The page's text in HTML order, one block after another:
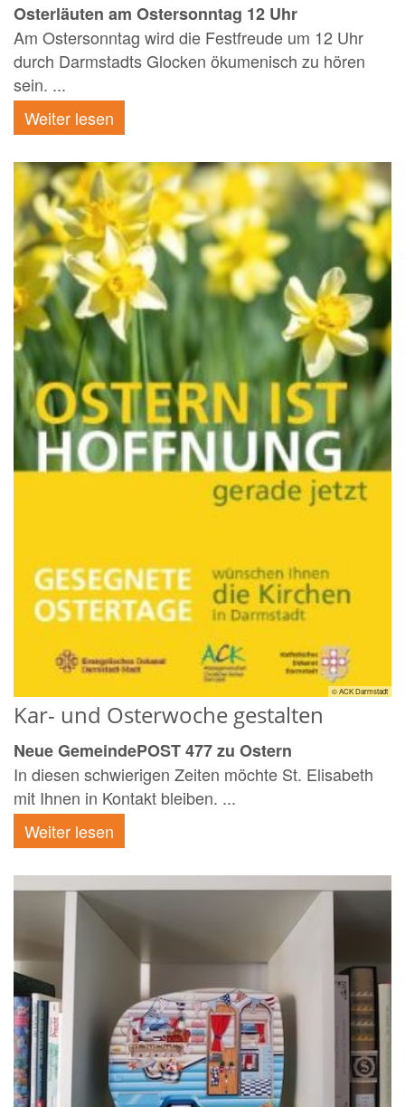
Osterläuten am Ostersonntag 12 Uhr
Am Ostersonntag wird die Festfreude um 12 Uhr
durch Darmstadts Glocken ökumenisch zu hören
sein. ...
Weiter lesen
© ACK Darmstadt
Kar- und Osterwoche gestalten
Neue GemeindePOST 477 zu Ostern
In diesen schwierigen Zeiten möchte St. Elisabeth
mit Ihnen in Kontakt bleiben. ...
Weiter lesen